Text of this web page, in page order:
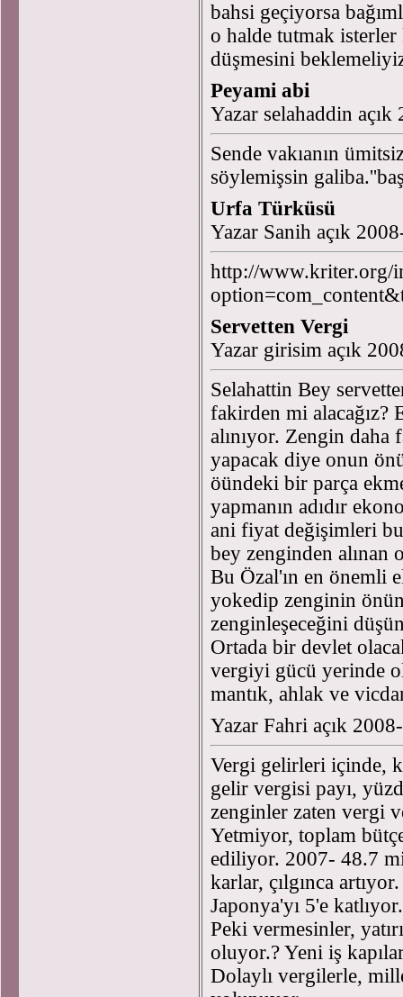
bahsi geçiyorsa
o halde tutmak
düşmesini
Peyami abi
Yazar selahaddin
Sende vakıanın
söylemişsin
Urfa Türküsü
Yazar Sanih açık
http://www.kriter.org/
Servetten Vergi
Yazar girisim açık
Selahattin Bey
fakirden mi alacağız?
alınıyor. Zengin daha
yapacak diye onun
öündeki bir parça
yapmanın adıdır
ani fiyat değişimleri
bey zenginden alınan
Bu Özal'ın en önemli
yokedip zenginin
zenginleşeceğini
Ortada bir devlet
vergiyi gücü yerinde
mantık, ahlak ve
Yazar Fahri açık
Vergi gelirleri içinde,
gelir vergisi payı,
zenginler zaten vergi
Yetmiyor, toplam
ediliyor. 2007- 48.7
karlar, çılgınca
Japonya'yı 5'e
Peki vermesinler,
oluyor.? Yeni iş
Dolaylı vergilerle,